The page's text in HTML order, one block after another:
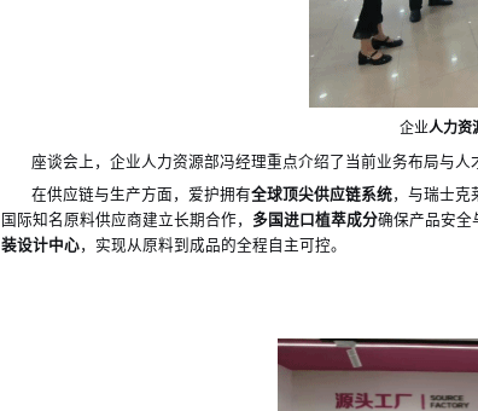
企业人力资
座谈会上，企业 人力资源部冯经理重点介绍了当前业务布局与人
在供应链与生产方面，爱护拥有全球顶尖供应链系统，与瑞士克
国际知名原料供应商建立长期合作， 多国进口植萃成分确保产品安全
装设计中心，实现从原料到成品的全程自主可控。